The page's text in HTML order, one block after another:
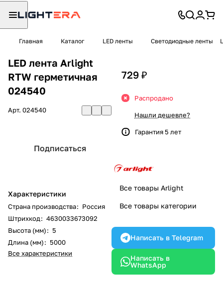
Главная Каталог LED ленты Светодиодные ленты
LED лента Arlight
RTW герметичная
024540
Арт. 024540
Подписаться
Характеристики
Страна производства: Россия
Штрихкод: 4630033673092
Высота (мм): 5
Длина (мм): 5000
Все характеристики
729 ₽
Распродано
Нашли дешевле?
Гарантия 5 лет
Все товары Arlight
Все товары категории
Написать в Telegram
Написать в
WhatsApp